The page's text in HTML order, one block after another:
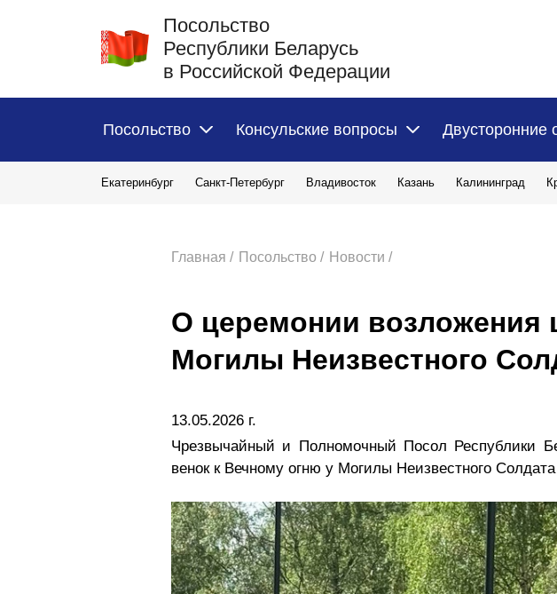
Посольство
Республики Беларусь
в Российской Федерации
Посольство Консульские вопросы Двусторонние
Екатеринбург Санкт-Петербург Владивосток Казань Калининград
Главная / Посольство / Новости /
О церемонии возложения
Могилы Неизвестного
13.05.2026 г.
Чрезвычайный и Полномочный Посол Республики
венок к Вечному огню у Могилы Неизвестного